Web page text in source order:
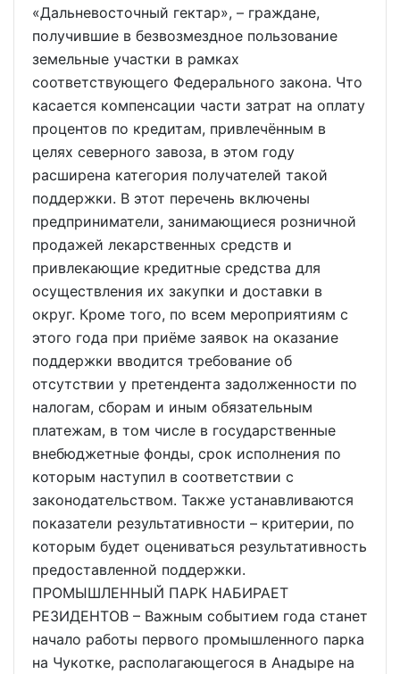
«Дальневосточный гектар», – граждане,
получившие в безвозмездное пользование
земельные участки в рамках
соответствующего Федерального закона. Что
касается компенсации части затрат на оплату
процентов по кредитам, привлечённым в
целях северного завоза, в этом году
расширена категория получателей такой
поддержки. В этот перечень включены
предприниматели, занимающиеся розничной
продажей лекарственных средств и
привлекающие кредитные средства для
осуществления их закупки и доставки в
округ. Кроме того, по всем мероприятиям с
этого года при приёме заявок на оказание
поддержки вводится требование об
отсутствии у претендента задолженности по
налогам, сборам и иным обязательным
платежам, в том числе в государственные
внебюджетные фонды, срок исполнения по
которым наступил в соответствии с
законодательством. Также устанавливаются
показатели результативности – критерии, по
которым будет оцениваться результативность
предоставленной поддержки.
ПРОМЫШЛЕННЫЙ ПАРК НАБИРАЕТ
РЕЗИДЕНТОВ – Важным событием года станет
начало работы первого промышленного парка
на Чукотке, располагающегося в Анадыре на